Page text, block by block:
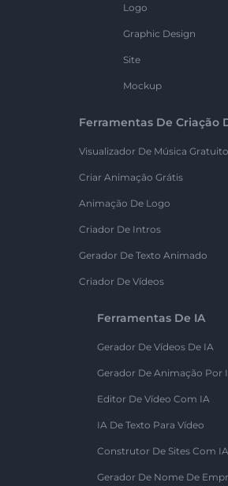
Logo
Graphic Design
Site
Mockup
Ferramentas De Criação
Visualizador De Música Gratuito
Criar Animação Grátis
Animação De Logo
Criador De Intros
Gerador De Texto Animado
Criador De Vídeos
Ferramentas De IA
Gerador De Vídeos De IA
Gerador De Animação Por
Editor De Vídeo Com IA
IA De Texto Para Vídeo
Construtor De Sites Com IA
Gerador De Nome De